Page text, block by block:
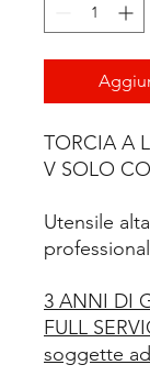
TORCIA A
V SOLO
Utensile
3 ANNI DI
FULL
soggette